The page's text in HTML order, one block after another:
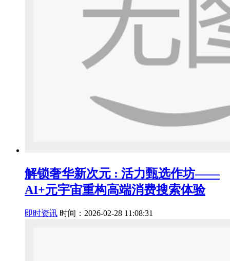
解锁奢华新次元 : 活力甄选作坊——
AI+元宇宙重构高端消费搜索体验
即时资讯 时间：2026-02-28 11:08:31